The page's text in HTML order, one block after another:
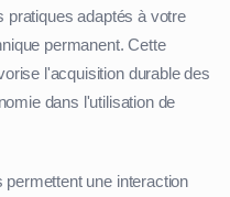
pratiques adaptés à votre
permanent. Cette
l'acquisition durable des
dans l'utilisation de
une interaction